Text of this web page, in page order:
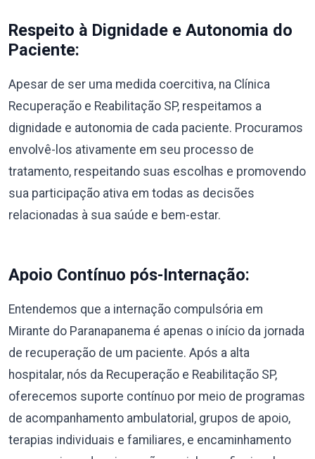
Respeito à Dignidade e Autonomia do
Paciente:
Apesar de ser uma medida coercitiva, na Clínica
Recuperação e Reabilitação SP, respeitamos a
dignidade e autonomia de cada paciente. Procuramos
envolvê-los ativamente em seu processo de
tratamento, respeitando suas escolhas e promovendo
sua participação ativa em todas as decisões
relacionadas à sua saúde e bem-estar.
Apoio Contínuo pós-Internação:
Entendemos que a internação compulsória em
Mirante do Paranapanema é apenas o início da jornada
de recuperação de um paciente. Após a alta
hospitalar, nós da Recuperação e Reabilitação SP,
oferecemos suporte contínuo por meio de programas
de acompanhamento ambulatorial, grupos de apoio,
terapias individuais e familiares, e encaminhamento